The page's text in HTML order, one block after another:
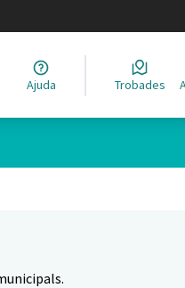
Elegir el idioma
Ajuda Trobades